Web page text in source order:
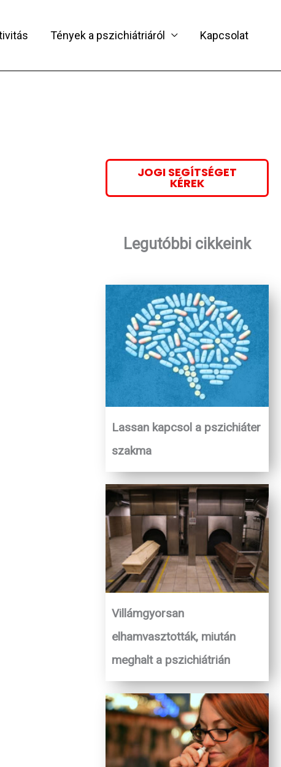
Tények a pszichiátriáról Kapcsolat
JOGI SEGÍTSÉGET
KÉREK
Legutóbbi cikkeink
Lassan kapcsol a pszichiáter
szakma
Villámgyorsan
elhamvasztották, miután
meghalt a pszichiátrián